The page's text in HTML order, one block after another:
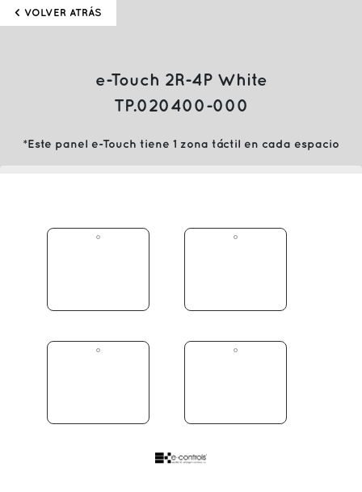
< VOLVER ATRÁS
e-Touch 2R-4P White
TP.020400-000
*Este panel e-Touch tiene 1 zona táctil en cada espacio